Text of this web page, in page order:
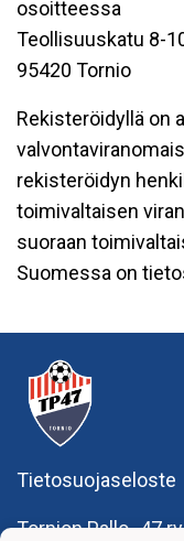
osoitteessa
Teollisuuskatu 8-
95420 Tornio
Rekisteröidyllä on
rekisteröidyn
toimivaltaisen
suoraan
Suomessa on
Tietosuojaseloste
Tornion Pallo -47 ry